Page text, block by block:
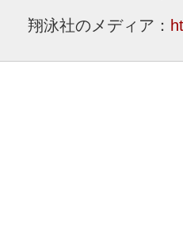
翔泳社のメディア：